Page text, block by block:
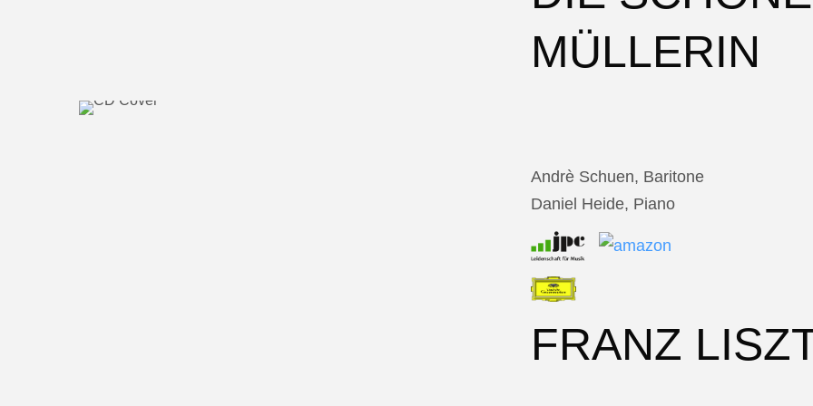
MÜLLERIN
Andrè Schuen, Baritone
Daniel Heide, Piano
FRANZ